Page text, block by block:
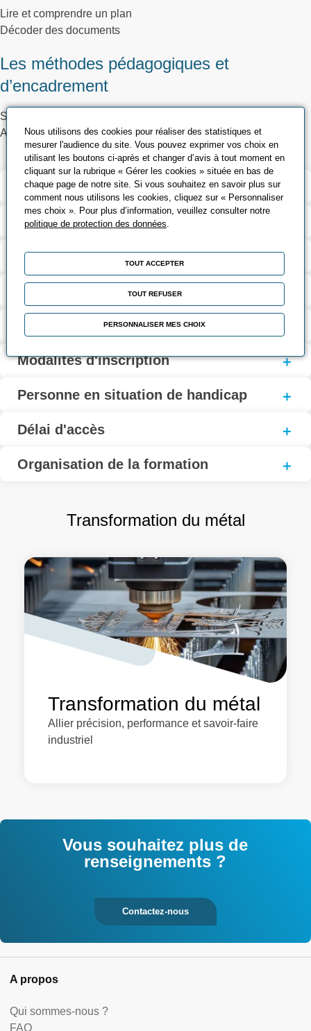
Lire et comprendre un plan
Décoder des documents
Les méthodes pédagogiques et
d’encadrement
Salle de cours
Atelier
Validation et certification
Contenu de la formation
Modalités d’évaluation
Coût et financement
Modalités d'inscription
Personne en situation de handicap
Délai d'accès
Organisation de la formation
Transformation du métal
Transformation du métal
Allier précision, performance et savoir-faire
industriel
Vous souhaitez plus de
renseignements ?
Contactez-nous
A propos
Qui sommes-nous ?
FAQ
Nous utilisons des cookies pour réaliser des statistiques et
mesurer l'audience du site. Vous pouvez exprimer vos choix en
utilisant les boutons ci-après et changer d’avis à tout moment en
cliquant sur la rubrique « Gérer les cookies » située en bas de
chaque page de notre site. Si vous souhaitez en savoir plus sur
comment nous utilisons les cookies, cliquez sur « Personnaliser
mes choix ». Pour plus d’information, veuillez consulter notre
politique de protection des données
TOUT ACCEPTER
TOUT REFUSER
PERSONNALISER MES CHOIX